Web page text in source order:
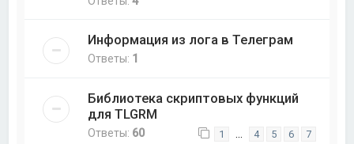
Информация из лога в Телеграм
Ответы: 1
Библиотека скриптовых функций
для TLGRM
Ответы: 60 1 4 5 6 7